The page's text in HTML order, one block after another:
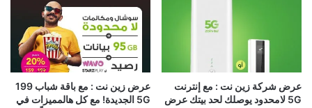
عرض شركة زين نت : مع إنترنت
5G لامحدود يوصلك لحد بيتك عرض
عرض زين نت : مع باقة شباب 199
5G الجديدة! مع كل هالمميزات في